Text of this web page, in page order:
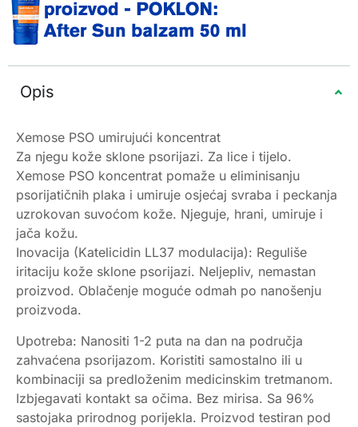
Opis
Xemose PSO umirujući koncentrat
Za njegu kože sklone psorijazi. Za lice i tijelo.
Xemose PSO koncentrat pomaže u eliminisanju
psorijatičnih plaka i umiruje osjećaj svraba i peckanja
uzrokovan suvoćom kože. Njeguje, hrani, umiruje i
jača kožu.
Inovacija (Katelicidin LL37 modulacija): Reguliše
iritaciju kože sklone psorijazi. Neljepliv, nemastan
proizvod. Oblačenje moguće odmah po nanošenju
proizvoda.
Upotreba: Nanositi 1-2 puta na dan na područja
zahvaćena psorijazom. Koristiti samostalno ili u
kombinaciji sa predloženim medicinskim tretmanom.
Izbjegavati kontakt sa očima. Bez mirisa. Sa 96%
sastojaka prirodnog porijekla. Proizvod testiran pod